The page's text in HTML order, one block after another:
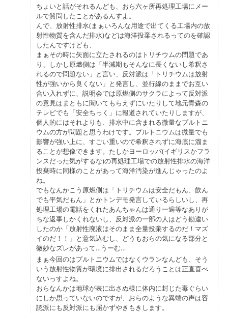
ちょいと話がそれるんども、おら六ヶ所再処理工場にメー
ルで質問したことがあるんすよ。
んで、放射性排水(まぁいろんな用途で出てくる工場内の放
射性物質を含んだ排水)などは海洋投棄されるってのを確認
したんですけども、
まぁその時に矢面に立たされるのはトリチウムの問題であ
り、しかし原燃側は「半減期もそんなに長くないし希釈さ
れるので問題ない」と言い、反対派は「トリチウムは放射
性が強いから良くない」と発言し、並行線のままでお互い
合い入れずに、説明会では原燃側のサクラによって反対派
の意見はまともに聞いてもらえずにいたりして地元青森の
テレビでも「安全ちっく」に報道されていたりしますが、
個人的にはそれよりも、排水中に含まれる微量なプルトニ
ウムの方が問題と思うわけです。プルトニウムは微量でも
影響が強い上に、すごい重いので希釈されずに海底に溜ま
ることが想像できます。たしかヨーロッパ(イギリスかフラ
ンスだった気がするな)の再処理工場での放射性排水の海洋
投棄時に同様のことがあって海洋汚染が進んじゃったのよ
ね。
でもなんかこう原燃側は「トリチウムは安全だもん、飲ん
でも平気だもん」とかトンデモ発言しているらしいし、再
処理工場の電話をくれたあんちゃんは通り一遍等なありが
ちな返事しかくれないし、反対派の一部の人はどう勘違い
したのか「放射性廃液はそのまま全量投棄するのだ！マズ
イのだ！！」と意気込むし、どうもおらの気になる部分と
微妙なズレがあって…うーむ…
まぁ今回のはプルトニウムではなくウランなんども、そう
いう放射性物質が環境に排出されるだろうことは正直喜べ
ないっすよね。
おらなんかは地球が表に出さぬ様に体内に封じた毒ぐらい
にしか思っていないのですが、おらのような異端の声は容
認派にも反対派にも届かずやきもきします。